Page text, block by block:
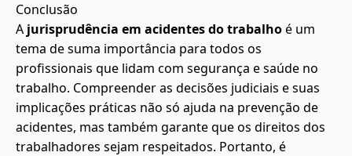
Conclusão
A jurisprudência em acidentes do trabalhoé um
tema de suma importância para todos os
profissionais que lidam com segurança e saúde no
trabalho. Compreender as decisões judiciais e suas
implicações práticas não só ajuda na prevenção de
acidentes, mas também garante que os direitos dos
trabalhadores sejam respeitados. Portanto, é